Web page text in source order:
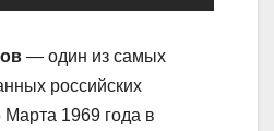
— один из самых
российских
Марта 1969 года в